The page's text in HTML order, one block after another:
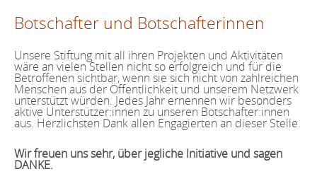
Botschafter und Botschafterinnen
Unsere Stiftung mit all ihren Projekten und Aktivitäten
wäre an vielen Stellen nicht so erfolgreich und für die
Betroffenen sichtbar, wenn sie sich nicht von zahlreichen
Menschen aus der Öffentlichkeit und unserem Netzwerk
unterstützt würden. Jedes Jahr ernennen wir besonders
aktive Unterstützer:innen zu unseren Botschafter:innen
aus. Herzlichsten Dank allen Engagierten an dieser Stelle.
Wir freuen uns sehr, über jegliche Initiative und sagen
DANKE.